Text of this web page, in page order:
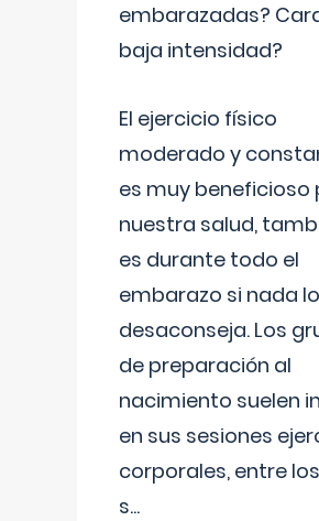
embarazadas?
baja intensidad?
El ejercicio físico
moderado y
es muy beneficioso
nuestra salud,
es durante todo el
embarazo si nada lo
desaconseja. Los
de preparación al
nacimiento suelen
en sus sesiones
corporales, entre
s...